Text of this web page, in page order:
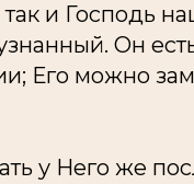
так и Господь
Он есть
Его можно
у Него же